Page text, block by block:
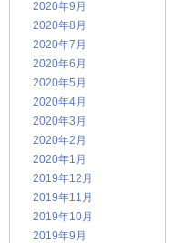
2020年9月
2020年8月
2020年7月
2020年6月
2020年5月
2020年4月
2020年3月
2020年2月
2020年1月
2019年12月
2019年11月
2019年10月
2019年9月